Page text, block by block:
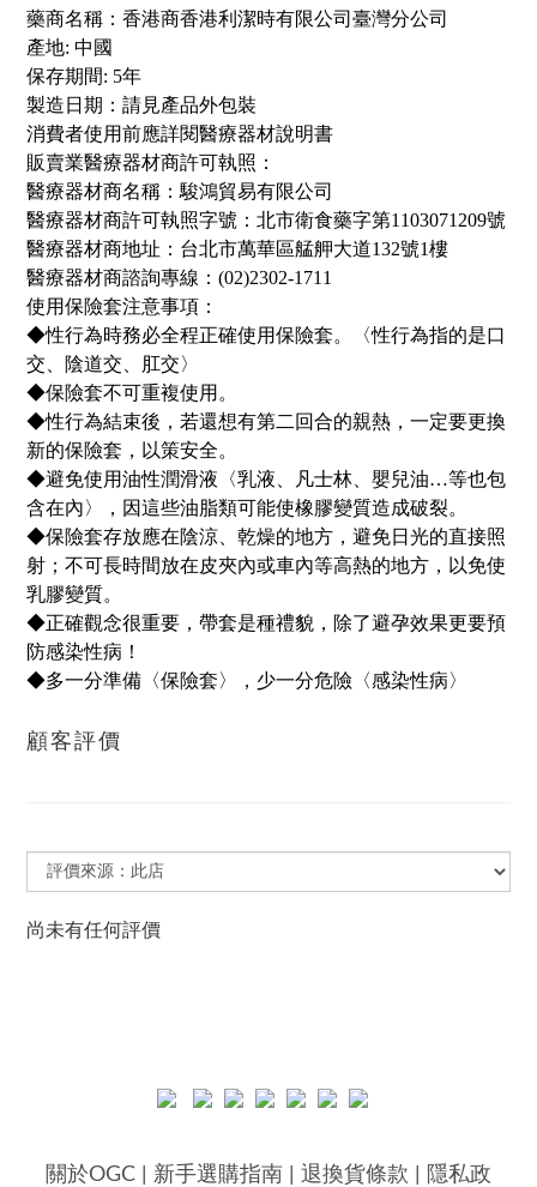
藥商名稱：香港商香港利潔時有限公司臺灣分公司
產地: 中國
保存期間: 5年
製造日期：請見產品外包裝
消費者使用前應詳閱醫療器材說明書
販賣業醫療器材商許可執照：
醫療器材商名稱：駿鴻貿易有限公司
醫療器材商許可執照字號：北市衛食藥字第1103071209號
醫療器材商地址：台北市萬華區艋舺大道132號1樓
醫療器材商諮詢專線：(02)2302-1711
使用保險套注意事項：
◆性行為時務必全程正確使用保險套。〈性行為指的是口
交、陰道交、肛交〉
◆保險套不可重複使用。
◆性行為結束後，若還想有第二回合的親熱，一定要更換
新的保險套，以策安全。
◆避免使用油性潤滑液〈乳液、凡士林、嬰兒油…等也包
含在內〉，因這些油脂類可能使橡膠變質造成破裂。
◆保險套存放應在陰涼、乾燥的地方，避免日光的直接照
射；不可長時間放在皮夾內或車內等高熱的地方，以免使
乳膠變質。
◆正確觀念很重要，帶套是種禮貌，除了避孕效果更要預
防感染性病！
◆多一分準備〈保險套〉，少一分危險〈感染性病〉
顧客評價
尚未有任何評價
關於OGC 新手選購指南 退換貨條款 隱私政